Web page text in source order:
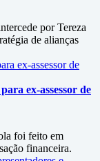
por Tereza
de alianças
ex-assessor de
foi feito em
financeira.